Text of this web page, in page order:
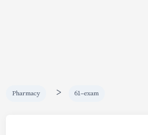
Pharmacy > 61-exam